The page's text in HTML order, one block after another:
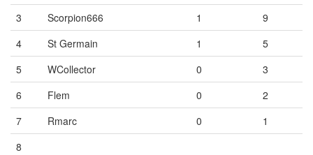
3
Scorpion666 1
9
4
St Germain 1
5
5
WCollector 0
3
6
Flem 0
2
7
Rmarc 0
1
8